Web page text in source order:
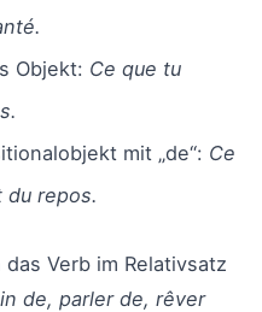
Objekt: Ce que tu
mit „de“: Ce
du repos.
das Verb im Relativsatz
de, parler de, rêver